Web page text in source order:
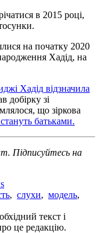
в 2015 році,
на початку 2020
Хадід, на
Хадід відзначила
добірку зі
що зіркова
батьками.
Підписуйтесь на
, слухи, модель,
текст і
це редакцію.